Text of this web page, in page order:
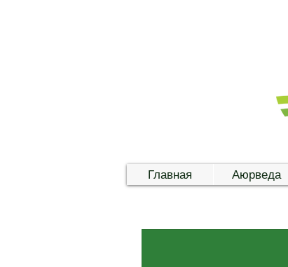
Главная Аюрведа